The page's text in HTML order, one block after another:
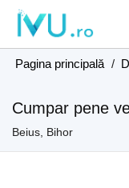
Pagina principală /
Cumpar pene
Beius, Bihor